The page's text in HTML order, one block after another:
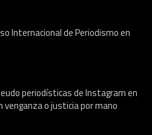
Internacional de Periodismo en
periodísticas de Instagram en
venganza o justicia por mano